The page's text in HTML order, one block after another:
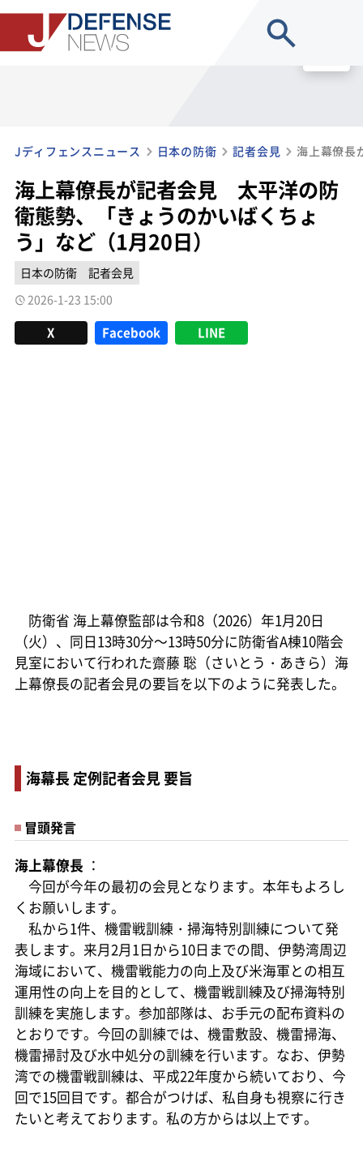
Jディフェンスニュース 日本の防衛 記者会見
海上幕僚長が記者会見 太平洋の防
衛態勢、「きょうのかいばくちょ
う」など（1月20日）
日本の防衛
記者会見
2026-1-23 15:00
X Facebook LINE
防衛省 海上幕僚監部は令和8（2026）年1月20日
（火）、同日13時30分～13時50分に防衛省A棟10階会
見室において行われた齋藤 聡（さいとう・あきら）海
上幕僚長の記者会見の要旨を以下のように発表した。
海幕長 定例記者会見 要旨
冒頭発言
海上幕僚長 ：
今回が今年の最初の会見となります。本年もよろし
くお願いします。
私から1件、機雷戦訓練・掃海特別訓練について発
表します。来月2月1日から10日までの間、伊勢湾周辺
海域において、機雷戦能力の向上及び米海軍との相互
運用性の向上を目的として、機雷戦訓練及び掃海特別
訓練を実施します。参加部隊は、お手元の配布資料の
とおりです。今回の訓練では、機雷敷設、機雷掃海、
機雷掃討及び水中処分の訓練を行います。なお、伊勢
湾での機雷戦訓練は、平成22年度から続いており、今
回で15回目です。都合がつけば、私自身も視察に行き
たいと考えております。私の方からは以上です。